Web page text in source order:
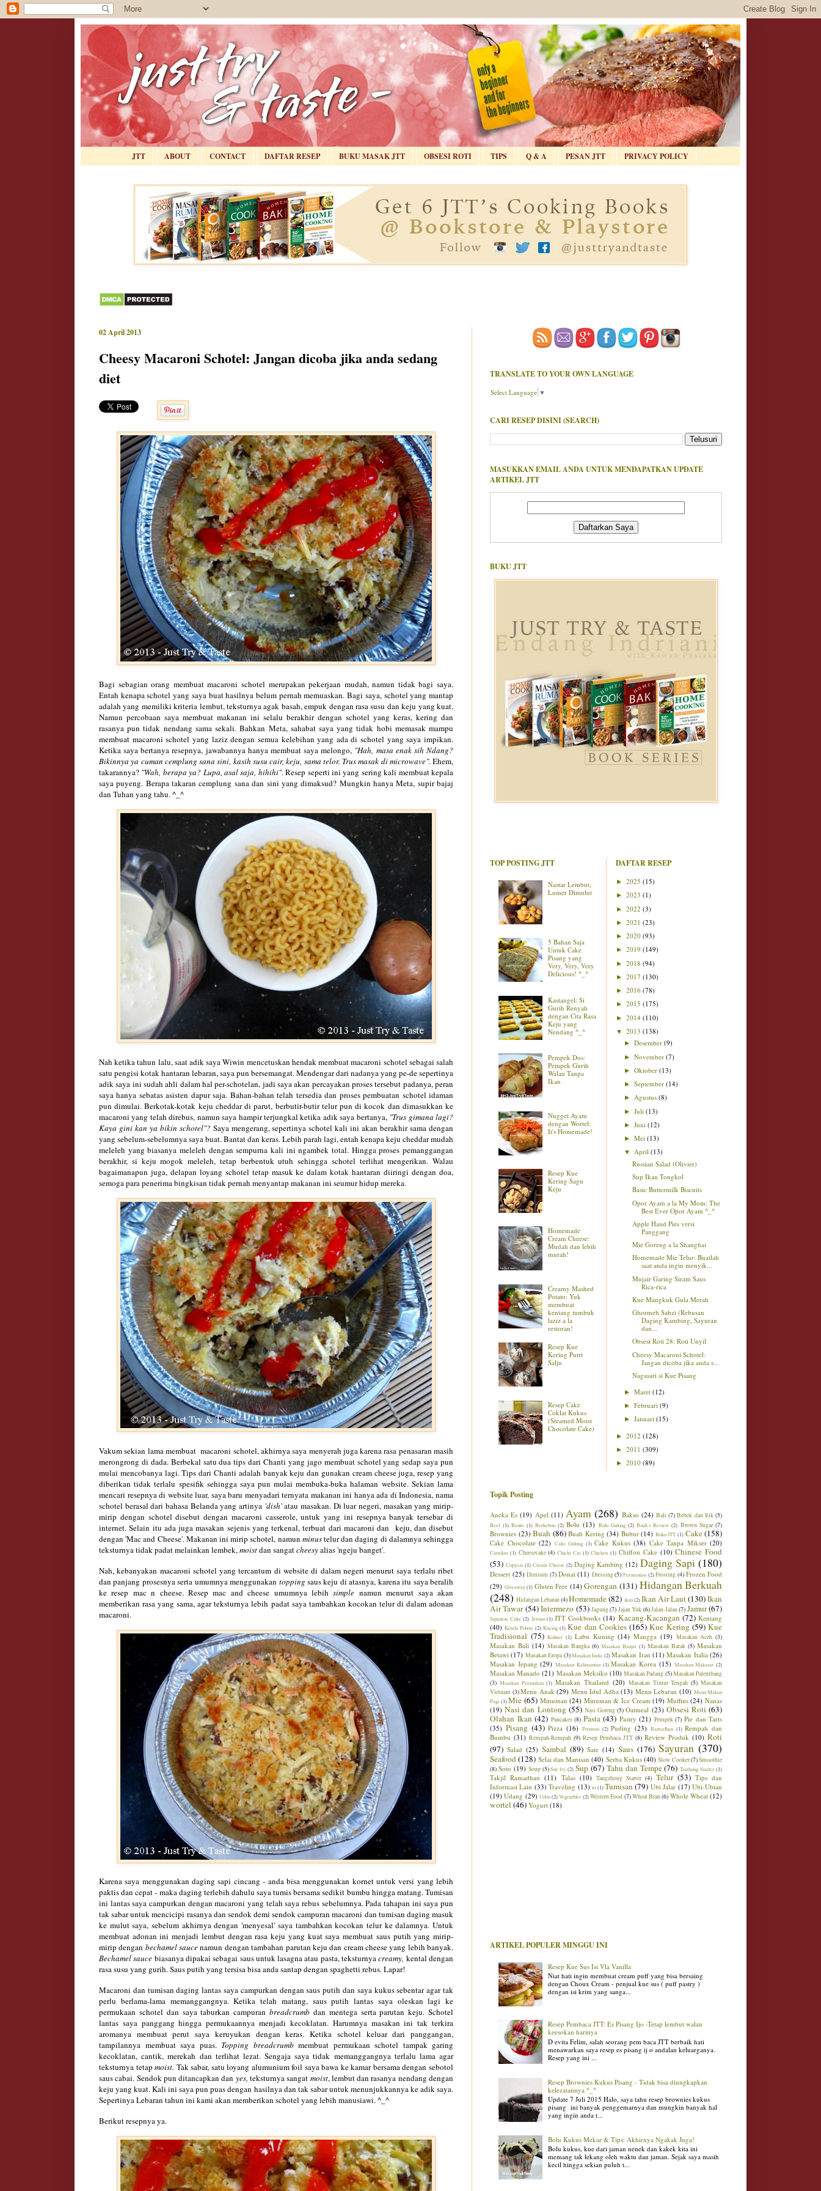
JTT ABOUT CONTACT DAFTAR RESEP BUKU MASAK JTT OBSESI ROTI TIPS Q & A PESAN JTT PRIVACY POLICY
02 April 2013
Cheesy Macaroni Schotel: Jangan dicoba jika anda sedang
diet
Bagi sebagian orang membuat macaroni schotel merupakan pekerjaan mudah, namun tidak bagi saya.
Entah kenapa schotel yang saya buat hasilnya belum pernah memuaskan. Bagi saya, schotel yang mantap
adalah yang memiliki kriteria lembut, teksturnya agak basah, empuk dengan rasa susu dan keju yang kuat.
Namun percobaan saya membuat makanan ini selalu berakhir dengan schotel yang keras, kering dan
rasanya pun tidak nendang sama sekali. Bahkan Meta, sahabat saya yang tidak hobi memasak mampu
membuat macaroni schotel yang lazizdengan semua kelebihan yang ada di schotel yang saya impikan.
Ketika saya bertanya resepnya, jawabannya hanya membuat saya melongo, "Hah, masa enak sih Ndang?
Bikinnya ya cuman cemplung sana sini, kasih susu cair, keju, sama telor. Trus masak di microwave". Ehem,
takarannya? "Wah, berapa ya? Lupa, asalsaja, hihihi". Resep seperti ini yang sering kali membuat kepala
saya puyeng. Berapa takaran cemplung sana dan sini yang dimaksud? Mungkin hanya Meta, supir bajaj
dan Tuhan yang tahu. ^_^
Nah ketika tahun lalu, saat adik saya Wiwin mencetuskan hendak membuat macaroni schotel sebagai salah
satu pengisi kotak hantaran lebaran, saya pun bersemangat. Mendengar dari nadanya yang pe-de sepertinya
adik saya ini sudah ahli dalam hal per-schotelan, jadi saya akan percayakan proses tersebut padanya, peran
saya hanya sebatas asisten dapur saja. Bahan-bahan telah tersedia dan proses pembuatan schotel idaman
pun dimulai. Berkotak-kotak keju cheddar di parut, berbutir-butir telur pun di kocok dan dimasukkan ke
macaroni yang telah direbus, namun saya hampir terjungkal ketika adik saya bertanya, "Trus gimana lagi?
Kaya gini kan ya bikin schotel"? Saya mengerang, sepertinya schotel kali ini akan berakhir sama dengan
yang sebelum-sebelumnya saya buat. Bantat dan keras. Lebih parah lagi, entah kenapa keju cheddar mudah
meleleh yang biasanya meleleh dengan sempurna kali ini ngambek total. Hingga proses pemanggangan
berakhir, si keju mogok meleleh, tetap berbentuk utuh sehingga schotel terlihat mengerikan. Walau
bagaimanapun juga, delapan loyang schotel tetap masuk ke dalam kotak hantaran diiringi dengan doa,
semoga para penerima bingkisan tidak pernah menyantap makanan ini seumur hidup mereka.
Vakum sekian lama membuat macaroni schotel, akhirnya saya menyerah juga karena rasa penasaran masih
merongrong di dada. Berbekal satu dua tips dari Chanti yang jago membuat schotel yang sedap saya pun
mulai mencobanya lagi. Tips dari Chanti adalah banyak keju dan gunakan cream cheese juga, resep yang
diberikan tidak terlalu spesifik sehingga saya pun mulai membuka-buka halaman website. Sekian lama
mencari resepnya di website luar, saya baru menyadari ternyata makanan ini hanya ada di Indonesia, nama
schotel berasal dari bahasa Belanda yang artinya 'dish'atau masakan. Di luar negeri, masakan yang mirip-
mirip dengan schotel disebut dengan macaroni casserole, untuk yang ini resepnya banyak tersebar di
internet. Selain itu ada juga masakan sejenis yang terkenal, terbuat dari macaroni dan keju, dan disebut
dengan 'Mac and Cheese'. Makanan ini mirip schotel, namun minustelur dan daging di dalamnya sehingga
teksturnya tidak padat melainkan lembek,moistdan sangatcheesyalias 'ngeju banget'.
Nah, kebanyakan macaroni schotel yang tercantum di website di dalam negeri menurut saya terlalu ribet
dan panjang prosesnya serta umumnya menggunakan topping saus keju di atasnya, karena itu saya beralih
ke resep mac n cheese. Resep mac and cheese umumnya lebih simple namun menurut saya akan
memberikan rasa yang sama, agar teksturnya lebih padat saya tambahkan kocokan telur di dalam adonan
macaroni.
Karena saya menggunakan daging sapi cincang - anda bisa menggunakan kornet untuk versi yang lebih
paktis dan cepat- maka daging terlebih dahulu saya tumis bersama sedikit bumbu hingga matang. Tumisan
ini lantas saya campurkan dengan macaroni yang telah saya rebus sebelumnya. Pada tahapan ini saya pun
tak sabar untuk mencicipi rasanya dan sendok demi sendok campuran macaroni dan tumisan daging masuk
ke mulut saya, sebelum akhirnya dengan 'menyesal' saya tambahkan kocokan telur ke dalamnya. Untuk
membuat adonan ini menjadi lembut dengan rasa keju yang kuat saya membuat saus putih yang mirip-
mirip dengan bechamel saucenamun dengan tambahan parutan keju dan cream cheese yang lebih banyak.
Bechamel sauce biasanya dipakai sebagai saus untuk lasagna atau pasta, teksturnyacreamy, kental dengan
rasa susu yang gurih. Saus putih yang tersisa bisa andasantap dengan spaghetti rebus.Lapar!
Macaroni dan tumisan daging lantas saya campurkan dengan saus putih dan saya kukus sebentar agar tak
perlu berlama-lama memanggangnya. Ketika telah matang, saus putih lantas saya oleskan lagi ke
permukaan schotel dan saya taburkan campuran breadcrumb dan mentega serta parutan keju. Schotel
lantas saya panggang hingga permukaannya menjadi kecoklatan. Harumnya masakan ini tak terkira
aromanya membuat perut saya keruyukan dengan keras. Ketika schotel keluar dari panggangan,
tampilannya membuat saya puas. Topping breadcrumb membuat permukaan schotel tampak garing
kecoklatan,cantik, merekah dan terlihat lezat. Sengaja saya tidak memanggangnya terlalu lama agar
teksturnya tetap moist. Tak sabar, satu loyang alumunium foil saya bawa ke kamar bersama dengan sebotol
saus cabai. Sendok pun ditancapkan dan yes, teksturnya sangat moist, lembut dan rasanya nendang dengan
keju yang kuat. Kali ini saya pun puas dengan hasilnya dan tak sabar untuk menunjukkannya ke adik saya.
Sepertinya Lebaran tahun ini kami akan memberikan schotel yang lebih manusiawi. ^_^
Berikut resepnya ya.
TRANSLATE TO YOUR OWN LANGUAGE
Select Language ▼
CARI RESEP DISINI (SEARCH)
MASUKKAN EMAIL ANDA UNTUK MENDAPATKAN UPDATE
ARTIKEL JTT
BUKU JTT
TOP POSTING JTT
Nastar Lembut,
Lumer Dimulut
5 Bahan Saja
Untuk Cake
Pisang yang
Very, Very, Very
Delicious! ^_^
Kastangel: Si
Gurih Renyah
dengan Cita Rasa
Keju yang
Nendang ^_^
Pempek Dos:
Pempek Gurih
Walau Tanpa
Ikan
Nugget Ayam
dengan Wortel:
It's Homemade!
Resep Kue
Kering Sagu
Keju
Homemade
Cream Cheese:
Mudah dan lebih
murah!
Creamy Mashed
Potato: Yuk
membuat
kentang tumbuk
laziz a la
restoran!
Resep Kue
Kering Putri
Salju
Resep Cake
Coklat Kukus
(Steamed Moist
Chocolate Cake)
DAFTAR RESEP
► 2025 (15)
► 2023 (1)
► 2022 (3)
► 2021 (23)
► 2020 (93)
► 2019 (149)
► 2018 (94)
► 2017 (130)
► 2016 (78)
► 2015 (175)
► 2014 (110)
▼ 2013 (138)
►Desember(9)
►November(7)
►Oktober(13)
►September(14)
►Agustus(8)
►Juli(13)
►Juni(12)
►Mei(13)
▼April(13)
Russian Salad (Olivier)
Sup Ikan Tongkol
Basic Buttermilk Biscuits
Opor Ayam a la My Mom: The
Best Ever Opor Ayam ^_^
Apple Hand Pies versi
Panggang
Mie Goreng a la Shanghai
Homemade Mie Telur: Buatlah
saat anda ingin menyik...
Mujair Garing Siram Saus
Rica-rica
Kue Mangkuk Gula Merah
Ghormeh Sabzi (Rebusan
Daging Kambing, Sayuran
dan...
Obsesi Roti 28: Roti Unyil
Cheesy Macaroni Schotel:
Jangan dicoba jika anda s...
Nagasari si Kue Pisang
►Maret(12)
►Februari(9)
►Januari(15)
► 2012 (128)
► 2011 (309)
► 2010 (89)
Topik Posting
Aneka Es (19) Apel (11) Ayam (268) Bakso (24) Bali (7) Bebek dan Itik (5)
Beef (1) Bento (1) Berkebun (2) Bolu (13) Bolu Gulung (2) Book's Review (2) Brown Sugar (7)
Brownies (23) Buah (86) Buah Kering (34) Bubur (14) Buku JTT (1) Cake(158)
Cake Chocolate (22) Cake Gulung (1) Cake Kukus (38) Cake Tanpa Mikser (20)
Camilan (1) Cheesecake (4) Chichi Cat (1) Chicken (1) Chiffon Cake (10) Chinese Food
(53) Copycat (1) Cream Cheese (2) Daging Kambing (12) Daging Sapi (180)
Dessert (25) Dimsum (7) Donat (11) Dressing (5) Fermentasi (2) Frosting (4) Frozen Food
(29) Giveaway (1) Gluten Free (14) Gorengan (131) Hidangan Berkuah
(248) Hidangan Lebaran(4)Homemade(82) ikan (2) Ikan Air Laut(130)Ikan
Air Tawar (54)Intermezo (53) Jagung(7) Jajan Yuk (6)Jalan-Jalan(7) Jamur(67)
Japanese Cake (2) Jeroan (1) JTT Cookbooks (14) Kacang-Kacangan (72) Kentang
(40) Ketela Pohon (2) Kucing (1) Kue dan Cookies (165) Kue Kering (59) Kue
Tradisional (75) Kuliner (1) Labu Kuning (14) Mangga (19) Masakan Aceh (3)
Masakan Bali (14) Masakan Bangka (6) Masakan Banjar (1) Masakan Batak (5) Masakan
Betawi (17) Masakan Eropa (3) Masakan India (2) Masakan Iran (11) Masakan Italia (26)
Masakan Jepang (29) Masakan Kalimantan (1) Masakan Korea (15) Masakan Makasar (2)
Masakan Manado (21) Masakan Meksiko (10) Masakan Padang (5)Masakan Palembang
(3) Masakan Peranakan (1) Masakan Thailand (20) Masakan Timur Tengah (5) Masakan
Vietnam (3)Menu Anak (29) Menu Idul Adha (13) Menu Lebaran (10) Menu Makan
Pagi (1) Mie (65) Minuman (24) Minuman & Ice Cream (19) Muffins (24) Nanas
(19) Nasi dan Lontong (55) Nasi Goreng (5) Oatmeal (23) Obsesi Roti (63)
Olahan Ikan (42) Pancakes (8) Pasta (43) Pastry (21) Pempek (7) Pie dan Tarts
(35) Pisang (43) Pizza (16) Promosi (2) Puding (23) Ramadhan (1) Rempah dan
Bumbu (31) Rempah-Rempah (9) Resep Pembaca JTT (8) Review Produk (10) Roti
(97) Salad (25) Sambal (89) Sate (14) Saus (176) Sayuran (370)
Seafood(128) Selai dan Manisan (40) Serba Kukus (40) Slow Cooker(7)Smoothie
(8) Soto (19) Soup (5) Stir fry (2) Sup (67) Tahu dan Tempe (76) Taizhong Starter (1)
Takjil Ramadhan (11) Talas (10) Tangzhong Starter (4) Telur (53) Tips dan
Informasi Lain (33) Traveling (13) tu (1) Tumisan (79) Ubi Jalar (17) Ubi-Ubian
(19) Udang (29) Udon (2) Vegetables (2) Western Food (7)Wheat Bran(6) Whole Wheat (12)
wortel (46) Yogurt (18)
ARTIKEL POPULER MINGGU INI
Resep Kue Sus Isi Vla Vanilla
Niat hati ingin membuat cream puff yang bisa bersaing
dengan Choux Cream - penjual kue sus ( puff pastry )
dengan isi krim yang sanga...
Resep Pembaca JTT: Es Pisang Ijo -Tetap lembut walau
keesokan harinya
D evita Felim, salah seorang pem baca JTT berbaik hati
menawarkan saya resep es pisang ij o andalan keluarganya.
Resep yang ini ...
Resep Brownies Kukus Pisang - Tidak bisa diungkapkan
kelezatannya ^_^
Update 7 Juli 2015 Halo, saya tahu resep brownies kukus
pisang ini banyak penggemarnya dan mungkin banyak hal
yang ingin anda t...
Bolu Kukus Mekar & Tips: Akhirnya Ngakak Juga!
Bolu kukus, kue dari jaman nenek dan kakek kita ini
memang tak lekang oleh waktu dan jaman. Sejak saya masih
kecil hingga sekian puluh t...